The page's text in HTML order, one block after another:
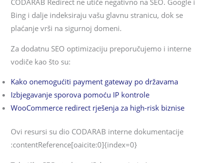
CODARAB Redirect ne utiče negativno na SEO. Google i
Bing i dalje indeksiraju vašu glavnu stranicu, dok se
plaćanje vrši na sigurnoj domeni.
Za dodatnu SEO optimizaciju preporučujemo i interne
vodiče kao što su:
Kako onemogućiti payment gateway po državama
Izbjegavanje sporova pomoću IP kontrole
WooCommerce redirect rješenja za high-risk biznise
Ovi resursi su dio CODARAB interne dokumentacije
:contentReference[oaicite:0]{index=0}